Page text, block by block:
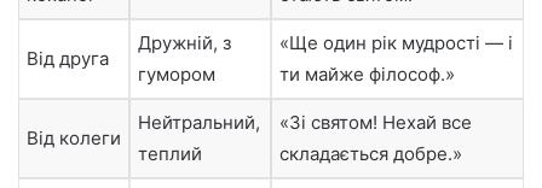
Від друга
Дружній, з
гумором
«Ще один рік мудрості — і
ти майже філософ.»
Від колеги
Нейтральний,
теплий
«Зі святом! Нехай все
складається добре.»